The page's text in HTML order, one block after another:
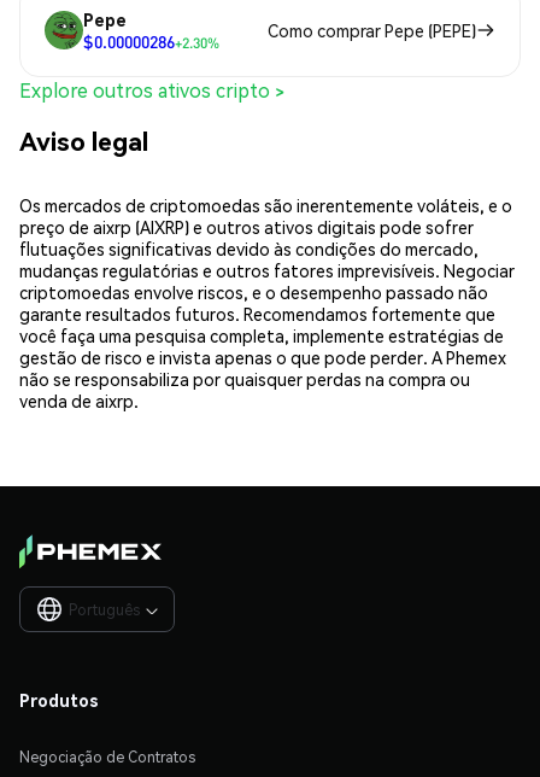
Pepe
$0.00000286+2.30%
Como comprar Pepe (PEPE)
Explore outros ativos cripto >
Aviso legal
Os mercados de criptomoedas são inerentemente voláteis, e o
preço de aixrp (AIXRP) e outros ativos digitais pode sofrer
flutuações significativas devido às condições do mercado,
mudanças regulatórias e outros fatores imprevisíveis. Negociar
criptomoedas envolve riscos, e o desempenho passado não
garante resultados futuros. Recomendamos fortemente que
você faça uma pesquisa completa, implemente estratégias de
gestão de risco e invista apenas o que pode perder. A Phemex
não se responsabiliza por quaisquer perdas na compra ou
venda de aixrp.
Português 
Produtos
Negociação de Contratos